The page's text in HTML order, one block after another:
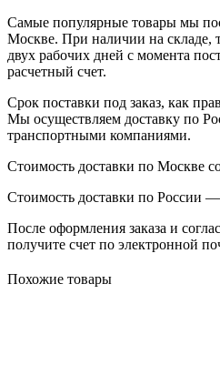
Самые популярные товары мы
Москве. При наличии на складе,
двух рабочих дней с момента
расчетный счет.
Срок поставки под заказ, как
Мы осуществляем доставку по
транспортными компаниями.
Стоимость доставки по Москве
Стоимость доставки по России
После оформления заказа и
получите счет по электронной
Похожие товары